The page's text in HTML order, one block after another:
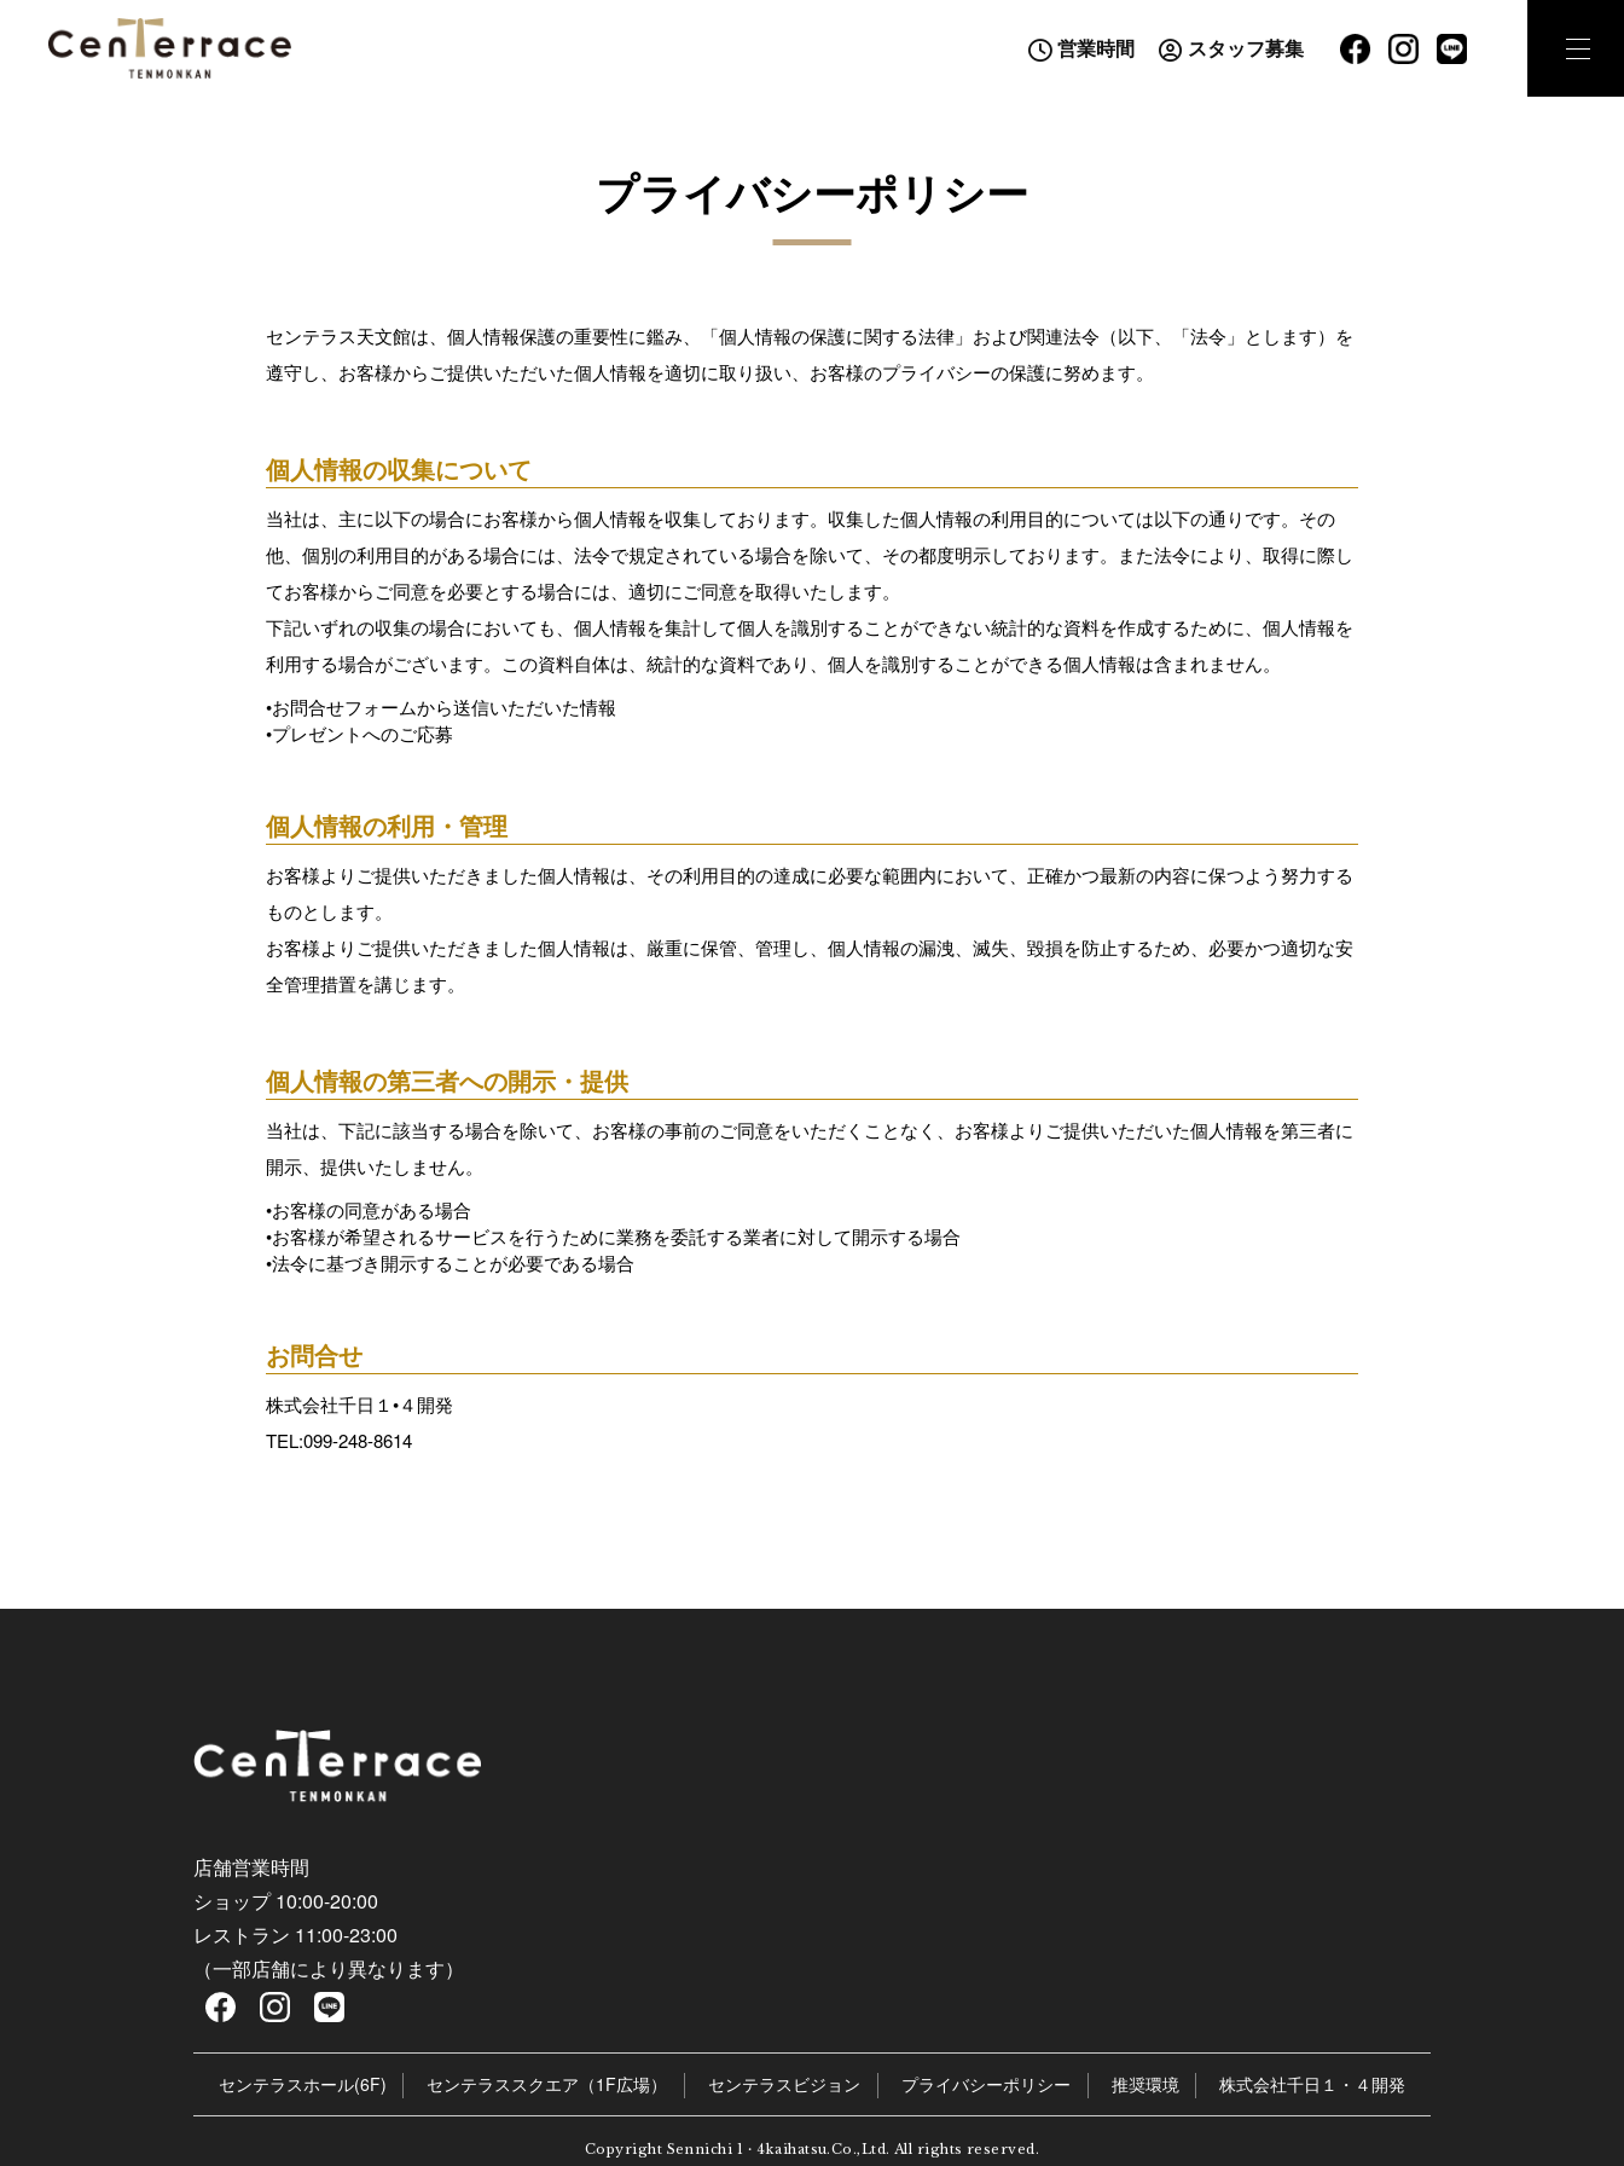
営業時間 スタッフ募集
プライバシーポリシー
センテラス天文館は、個人情報保護の重要性に鑑み、「個人情報の保護に関する法律」および関連法令（以下、「法令」とします）を
遵守し、お客様からご提供いただいた個人情報を適切に取り扱い、お客様のプライバシーの保護に努めます。
個人情報の収集について
当社は、主に以下の場合にお客様から個人情報を収集しております。収集した個人情報の利用目的については以下の通りです。その
他、個別の利用目的がある場合には、法令で規定されている場合を除いて、その都度明示しております。また法令により、取得に際し
てお客様からご同意を必要とする場合には、適切にご同意を取得いたします。
下記いずれの収集の場合においても、個人情報を集計して個人を識別することができない統計的な資料を作成するために、個人情報を
利用する場合がございます。この資料自体は、統計的な資料であり、個人を識別することができる個人情報は含まれません。
•お問合せフォームから送信いただいた情報
•プレゼントへのご応募
個人情報の利用・管理
お客様よりご提供いただきました個人情報は、その利用目的の達成に必要な範囲内において、正確かつ最新の内容に保つよう努力する
ものとします。
お客様よりご提供いただきました個人情報は、厳重に保管、管理し、個人情報の漏洩、滅失、毀損を防止するため、必要かつ適切な安
全管理措置を講じます。
個人情報の第三者への開示・提供
当社は、下記に該当する場合を除いて、お客様の事前のご同意をいただくことなく、お客様よりご提供いただいた個人情報を第三者に
開示、提供いたしません。
•お客様の同意がある場合
•お客様が希望されるサービスを行うために業務を委託する業者に対して開示する場合
•法令に基づき開示することが必要である場合
お問合せ
株式会社千日１•４開発
TEL:099-248-8614
店舗営業時間
ショップ 10:00-20:00
レストラン 11:00-23:00
（一部店舗により異なります）
センテラスホール(6F) センテラススクエア（1F広場） センテラスビジョン プライバシーポリシー 推奨環境 株式会社千日１・４開発
Copyright Sennichi 1・4kaihatsu.Co.,Ltd. All rights reserved.